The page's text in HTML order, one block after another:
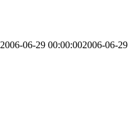
2006-06-29 00:00:002006-06-29